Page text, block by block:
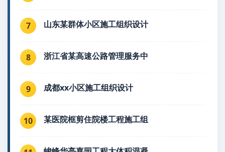
7 山东某群体小区施工组织设计
8 浙江省某高速公路管理服务中
9 成都xx小区施工组织设计
10 某医院框剪住院楼工程施工组